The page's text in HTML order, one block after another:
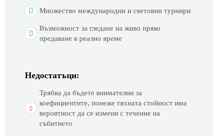
Множество международни и световни турнири
Възможност за гледане на живо пряко
предаване в реално време
Недостатъци:
Трябва да бъдете внимателни за
коефициентите, понеже тяхната стойност има
вероятност да се измени с течение на
събитието